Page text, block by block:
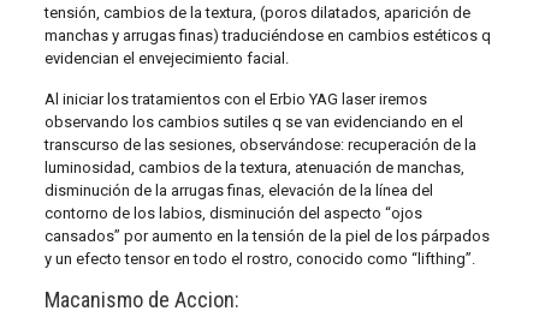
tensión, cambios de la textura, (poros dilatados, aparición de
manchas y arrugas finas) traduciéndose en cambios estéticos q
evidencian el envejecimiento facial.
Al iniciar los tratamientos con el Erbio YAG laser iremos
observando los cambios sutiles q se van evidenciando en el
transcurso de las sesiones, observándose: recuperación de la
luminosidad, cambios de la textura, atenuación de manchas,
disminución de la arrugas finas, elevación de la línea del
contorno de los labios, disminución del aspecto “ojos
cansados” por aumento en la tensión de la piel de los párpados
y un efecto tensor en todo el rostro, conocido como “lifthing”.
Macanismo de Accion: